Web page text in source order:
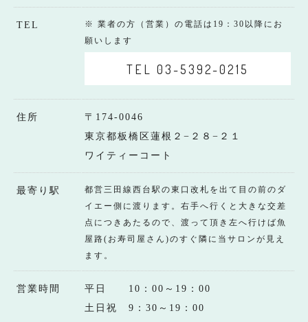
TEL
※ 業者の方（営業）の電話は19：30以降にお
願いします
TEL 03-5392-0215
住所
〒174-0046
東京都板橋区蓮根２−２８−２１
ワイティーコート
最寄り駅
都営三田線西台駅の東口改札を出て目の前のダ
イエー側に渡ります。右手へ行くと大きな交差
点につきあたるので、渡って頂き左へ行けば魚
屋路(お寿司屋さん)のすぐ隣に当サロンが見え
ます。
営業時間
平日 10：00～19：00
土日祝 9：30～19：00